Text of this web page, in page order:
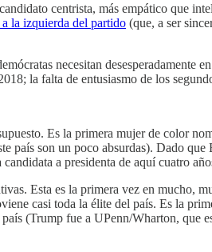
centrista, más empático que
a la izquierda del partido (que, a ser
necesitan
la falta de entusiasmo de los
Es la primera mujer de color
país son un poco absurdas). Dado
a presidenta de aquí cuatro
Esta es la primera vez en mucho,
casi toda la élite del país. Es la
(Trump fue a UPenn/Wharton,